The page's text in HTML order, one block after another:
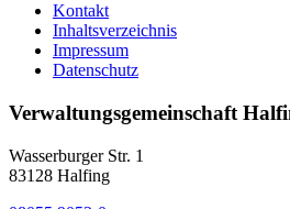
Kontakt
Inhaltsverzeichnis
Impressum
Datenschutz
Verwaltungsgemeinschaft
Wasserburger Str. 1
83128 Halfing